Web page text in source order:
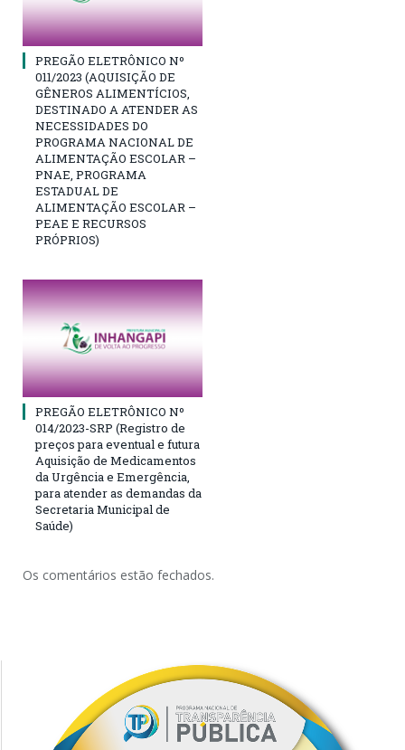
PREGÃO ELETRÔNICO Nº
011/2023 (AQUISIÇÃO DE
GÊNEROS ALIMENTÍCIOS,
DESTINADO A ATENDER AS
NECESSIDADES DO
PROGRAMA NACIONAL DE
ALIMENTAÇÃO ESCOLAR –
PNAE, PROGRAMA
ESTADUAL DE
ALIMENTAÇÃO ESCOLAR –
PEAE E RECURSOS
PRÓPRIOS)
PREGÃO ELETRÔNICO Nº
014/2023-SRP (Registro de
preços para eventual e futura
Aquisição de Medicamentos
da Urgência e Emergência,
para atender as demandas da
Secretaria Municipal de
Saúde)
Os comentários estão fechados.